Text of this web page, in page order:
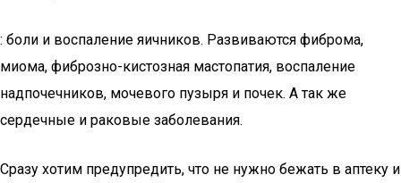
: боли и воспаление яичников. Развиваются фиброма,
миома, фиброзно-кистозная мастопатия, воспаление
надпочечников, мочевого пузыря и почек. А так же
сердечные и раковые заболевания.
Сразу хотим предупредить, что не нужно бежать в аптеку и